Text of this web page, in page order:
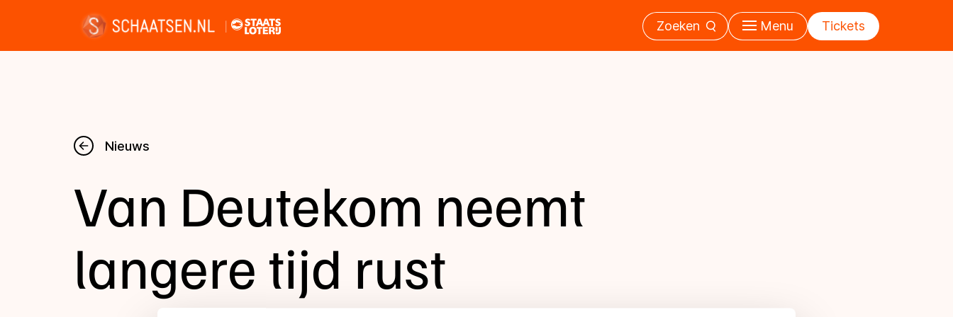
Zoeken Menu Tickets
Nieuws
Kalender
Disciplines
Uitslagen
Nieuws
Van Deutekom neemt
langere tijd rust